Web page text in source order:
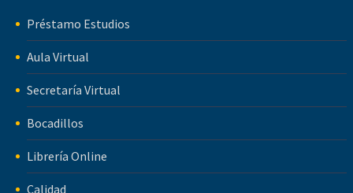
Préstamo Estudios
Aula Virtual
Secretaría Virtual
Bocadillos
Librería Online
Calidad